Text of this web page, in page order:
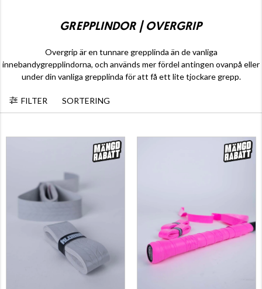
GREPPLINDOR | OVERGRIP
Overgrip är en tunnare grepplinda än de vanliga
innebandygrepplindorna, och används mer fördel antingen ovanpå eller
under din vanliga grepplinda för att få ett lite tjockare grepp.
FILTER SORTERING